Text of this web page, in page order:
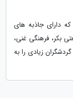
دارای جاذبه های
بکر، فرهنگی غنی،
زیادی را به